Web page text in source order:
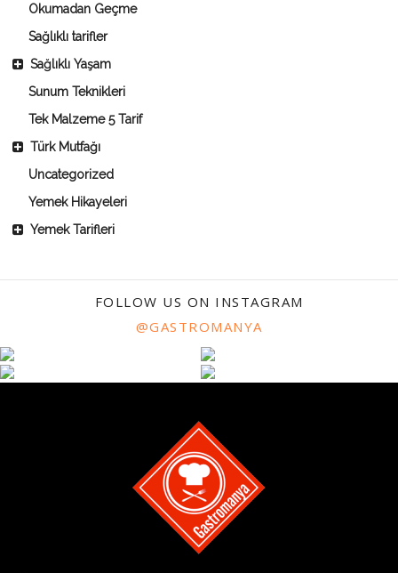
Okumadan Geçme
Sağlıklı tarifler
Sağlıklı Yaşam
Sunum Teknikleri
Tek Malzeme 5 Tarif
Türk Mutfağı
Uncategorized
Yemek Hikayeleri
Yemek Tarifleri
FOLLOW US ON INSTAGRAM
@GASTROMANYA